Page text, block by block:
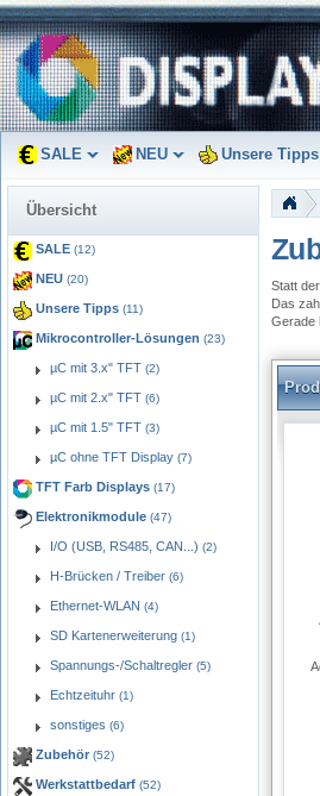
SALE NEU Unsere Tipps
Übersicht
SALE (12)
NEU (20)
Unsere Tipps (11)
Mikrocontroller-Lösungen (23)
µC mit 3.x" TFT (2)
µC mit 2.x" TFT (6)
µC mit 1.5" TFT (3)
µC ohne TFT Display (7)
TFT Farb Displays (17)
Elektronikmodule (47)
I/O (USB, RS485, CAN...) (2)
H-Brücken / Treiber (6)
Ethernet-WLAN (4)
SD Kartenerweiterung (1)
Spannungs-/Schaltregler (5)
Echtzeituhr (1)
sonstiges (6)
Zubehör (52)
Werkstattbedarf (52)
Statt
Das
Gerade